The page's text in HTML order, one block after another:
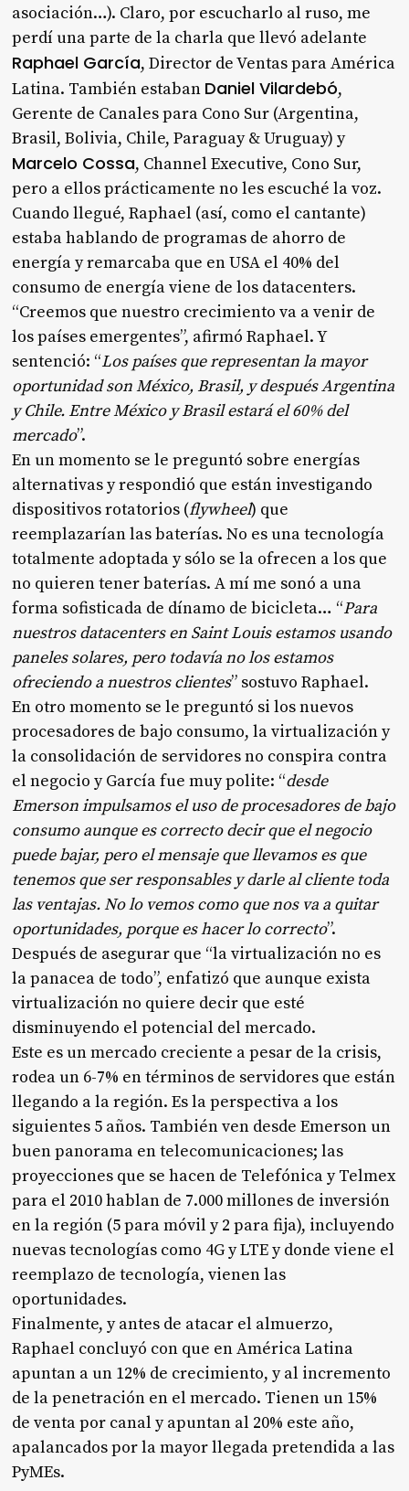
asociación…). Claro, por escucharlo al ruso, me
perdí una parte de la charla que llevó adelante
Raphael García, Director de Ventas para América
Latina. También estaban Daniel Vilardebó,
Gerente de Canales para Cono Sur (Argentina,
Brasil, Bolivia, Chile, Paraguay & Uruguay) y
Marcelo Cossa, Channel Executive, Cono Sur,
pero a ellos prácticamente no les escuché la voz.
Cuando llegué, Raphael (así, como el cantante)
estaba hablando de programas de ahorro de
energía y remarcaba que en USA el 40% del
consumo de energía viene de los datacenters.
“Creemos que nuestro crecimiento va a venir de
los países emergentes”, afirmó Raphael. Y
sentenció: “Los países que representan la mayor
oportunidad son México, Brasil, y después Argentina
y Chile. Entre México y Brasil estará el 60% del
mercado”.
En un momento se le preguntó sobre energías
alternativas y respondió que están investigando
dispositivos rotatorios (flywheel) que
reemplazarían las baterías. No es una tecnología
totalmente adoptada y sólo se la ofrecen a los que
no quieren tener baterías. A mí me sonó a una
forma sofisticada de dínamo de bicicleta… “Para
nuestros datacenters en Saint Louis estamos usando
paneles solares, pero todavía no los estamos
ofreciendo a nuestros clientes” sostuvo Raphael.
En otro momento se le preguntó si los nuevos
procesadores de bajo consumo, la virtualización y
la consolidación de servidores no conspira contra
el negocio y García fue muy polite: “desde
Emerson impulsamos el uso de procesadores de bajo
consumo aunque es correcto decir que el negocio
puede bajar, pero el mensaje que llevamos es que
tenemos que ser responsables y darle al cliente toda
las ventajas. No lo vemos como que nos va a quitar
oportunidades, porque es hacer lo correcto”.
Después de asegurar que “la virtualización no es
la panacea de todo”, enfatizó que aunque exista
virtualización no quiere decir que esté
disminuyendo el potencial del mercado.
Este es un mercado creciente a pesar de la crisis,
rodea un 6-7% en términos de servidores que están
llegando a la región. Es la perspectiva a los
siguientes 5 años. También ven desde Emerson un
buen panorama en telecomunicaciones; las
proyecciones que se hacen de Telefónica y Telmex
para el 2010 hablan de 7.000 millones de inversión
en la región (5 para móvil y 2 para fija), incluyendo
nuevas tecnologías como 4G y LTE y donde viene el
reemplazo de tecnología, vienen las
oportunidades.
Finalmente, y antes de atacar el almuerzo,
Raphael concluyó con que en América Latina
apuntan a un 12% de crecimiento, y al incremento
de la penetración en el mercado. Tienen un 15%
de venta por canal y apuntan al 20% este año,
apalancados por la mayor llegada pretendida a las
PyMEs.